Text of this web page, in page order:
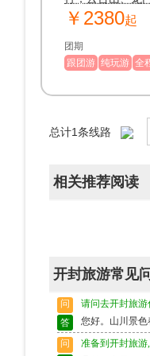
家遗址公园、丽
河园、开封府、
￥2380起
团期
跟团游 纯玩游 全
总计1条线路
相关推荐阅读
开封旅游常见
问
请问去开封旅游
答
您好。山川景色
问
准备到开封旅